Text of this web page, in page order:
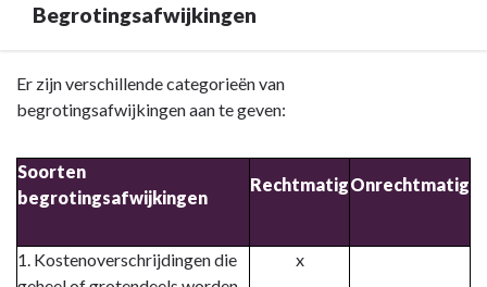
Begrotingsafwijkingen
Terug
naar
Toelichting
van
Er zijn verschillende categorieën van
begrotingsafwijkingen aan te geven:
Soorten
begrotingsafwijkingen
RechtmatigOnrechtmatig
1. Kostenoverschrijdingen die
x